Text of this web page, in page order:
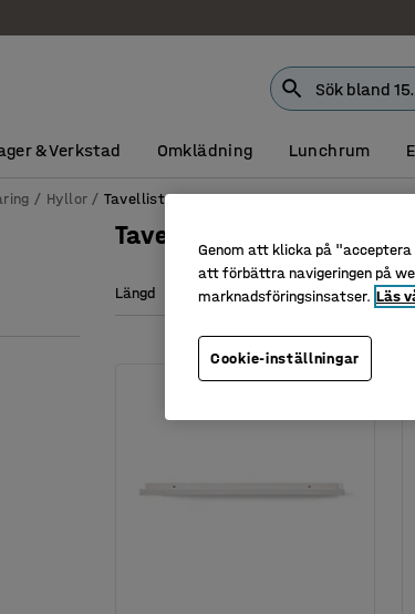
& Verkstad Omklädning Lunchrum
Hyllor Tavellister
Tavellister
Längd
Genom att klicka på
att förbättra navigeringen på
marknadsföringsinsatser. Läs
Cookie-inställningar